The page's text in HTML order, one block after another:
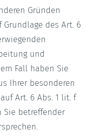
Gründen
des Art. 6
und
Fall haben Sie
Ihrer besonderen
Art. 6 Abs. 1 lit. f
Sie betreffender